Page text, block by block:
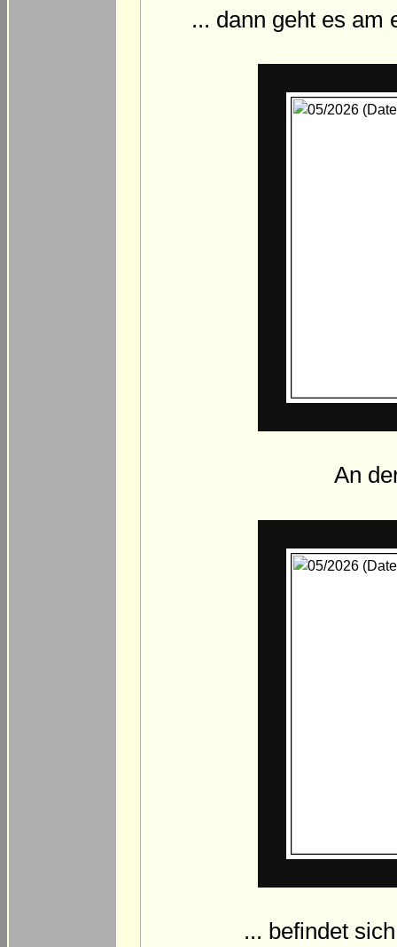
... dann geht es am
An
... befindet